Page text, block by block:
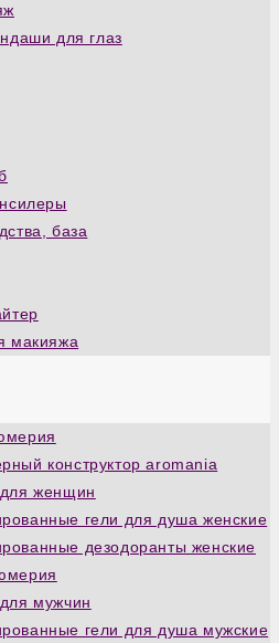
для глаз
база
макияжа
конструктор aromania
женщин
гели для душа женские
дезодоранты женские
мужчин
гели для душа мужские